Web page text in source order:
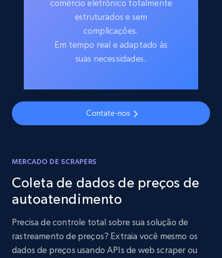
comércio eletrônico totalmente
estruturados e sem
complicações.
Em tempo real e adaptado às
suas necessidades.
Contate-nos
MERCADO DE SCRAPERS
Coleta de dados de preços de
autoatendimento
Precisa de controle total sobre sua solução de
rastreamento de preços? Extraia você mesmo os
dados de preços usando APIs de web scraper ou